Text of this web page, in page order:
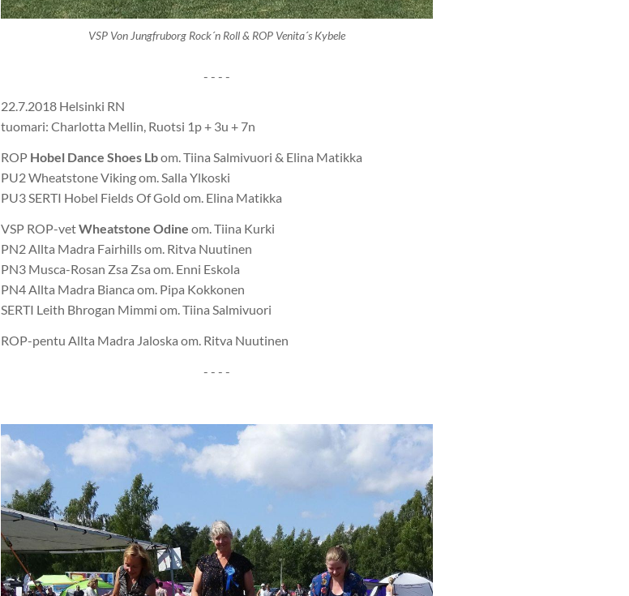
VSP Von Jungfruborg Rock´n Roll & ROP Venita´s Kybele
- - - -
22.7.2018 Helsinki RN
tuomari: Charlotta Mellin, Ruotsi 1p + 3u + 7n
ROP Hobel Dance Shoes Lbom. Tiina Salmivuori & Elina Matikka
PU2 Wheatstone Viking om. Salla Ylkoski
PU3 SERTI Hobel Fields Of Gold om. Elina Matikka
VSP ROP-vetWheatstone Odine om. Tiina Kurki
PN2 Allta Madra Fairhills om. Ritva Nuutinen
PN3 Musca-Rosan Zsa Zsa om. Enni Eskola
PN4 Allta Madra Bianca om. Pipa Kokkonen
SERTI Leith Bhrogan Mimmi om. Tiina Salmivuori
ROP-pentu Allta Madra Jaloska om. Ritva Nuutinen
- - - -